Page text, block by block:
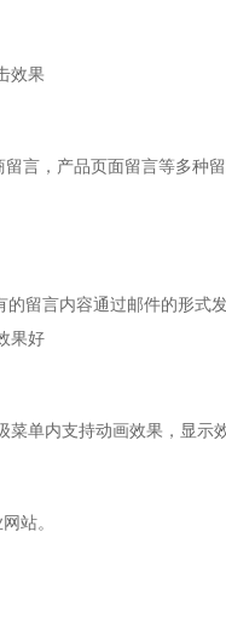
效果
言，产品页面留言等多种
留言内容通过邮件的形式
果好
单内支持动画效果，显示
站。